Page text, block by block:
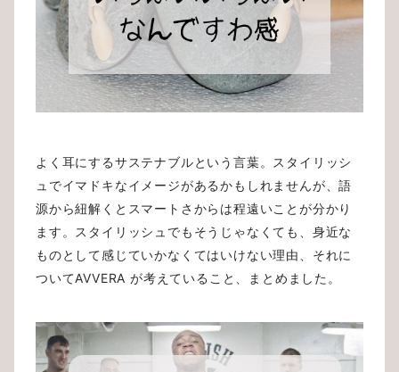
よく耳にするサステナブルという言葉。スタイリッシ
ュでイマドキなイメージがあるかもしれませんが、語
源から紐解くとスマートさからは程遠いことが分かり
ます。スタイリッシュでもそうじゃなくても、身近な
ものとして感じていかなくてはいけない理由、それに
ついてAVVERA が考えていること、まとめました。